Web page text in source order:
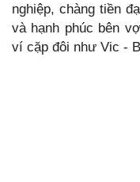
nghiệp, chàng tiền
và hạnh phúc bên
ví cặp đôi như Vic -